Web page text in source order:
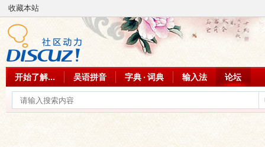
收藏本站
开始了解... 吴语拼音 字典 · 词典 输入法 论坛